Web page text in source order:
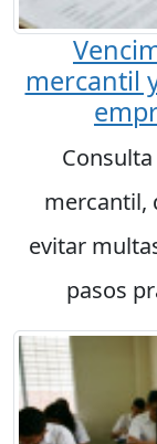
mercantil
mercantil,
evitar
pasos